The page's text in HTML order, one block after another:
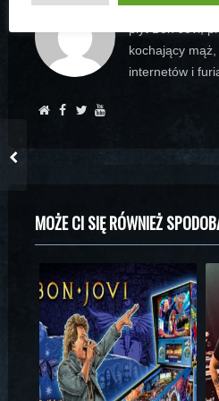
Założyciel
kochający mąż,
internetów i
MOŻE CI SIĘ RÓWNIEŻ